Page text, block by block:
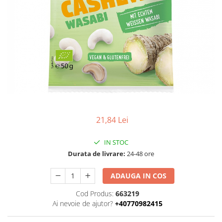
Mixuri bio si blaturi
Ciocolata, cacao si cafea
Cafea bio din cereale
Mancare asiatica bio
Sare si mixuri de sare
Dulceata si creme bio
Compoturi bio
21,84 Lei
IN STOC
Durata de livrare: 24-48 ore
ADAUGA IN COS
Cod Produs: 663219
Ai nevoie de ajutor? +40770982415